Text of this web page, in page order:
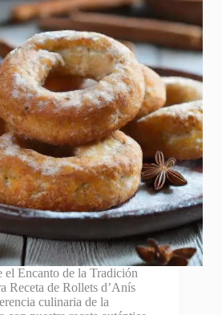
Encanto de la Tradición
Receta de Rollets d’Anís
culinaria de la